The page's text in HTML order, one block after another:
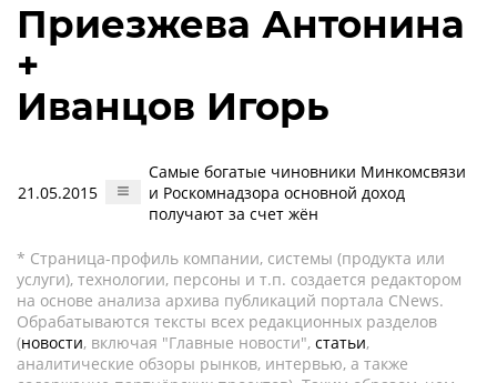
Приезжева Антонина
+
Иванцов Игорь
21.05.2015
Самые богатые чиновники Минкомсвязи
и Роскомнадзора основной доход
получают за счет жён
* Страница-профиль компании, системы (продукта или
услуги), технологии, персоны и т.п. создается редактором
на основе анализа архива публикаций портала CNews.
Обрабатываются тексты всех редакционных разделов
(новости, включая "Главные новости", статьи,
аналитические обзоры рынков, интервью, а также